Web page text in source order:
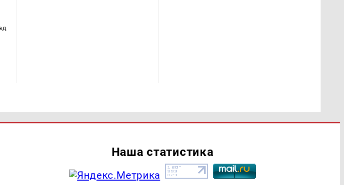
Наша статистика